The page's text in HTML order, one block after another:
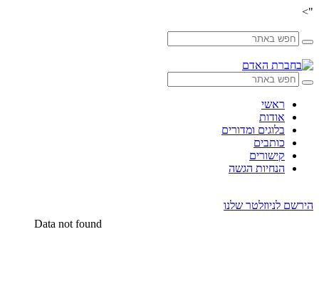
">
Skip
contentראשי
אודות
בלוגים ומדורים
כותבים
קישורים
הנחיות הגשה
הירשם לניוזלטר שלנו